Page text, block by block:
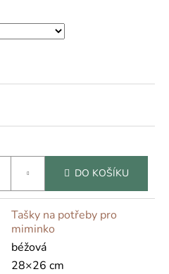
DO KOŠÍKU
Tašky na potřeby pro
miminko
béžová
28×26 cm